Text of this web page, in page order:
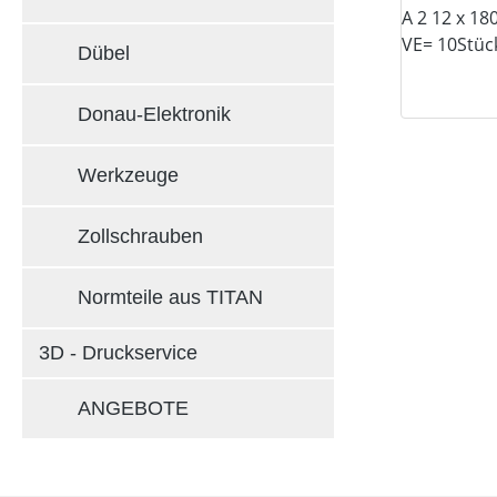
Dübel
Donau-Elektronik
Werkzeuge
Zollschrauben
Normteile aus TITAN
3D - Druckservice
ANGEBOTE